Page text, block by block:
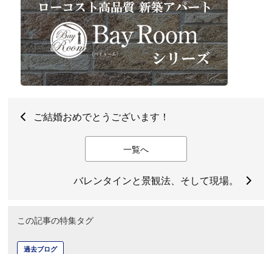
ご結婚おめでとうございます！
一覧へ
バレンタインと景観法、そして現場。
この記事の特集タグ
過去ブログ